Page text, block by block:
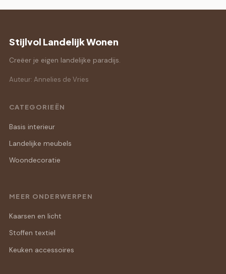
Stijlvol Landelijk Wonen
Creëer je eigen landelijke paradijs.
Auteur: Annelies de Vries
CATEGORIEËN
Basis interieur
Landelijke meubels
Woondecoratie
MEER ONDERWERPEN
Kaarsen en licht
Stoffen textiel
Keuken accessoires